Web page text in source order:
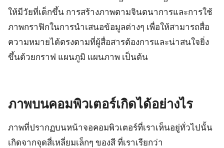
ให้มีวัยที่เด็กขึ้น การสร้างภาพตามจินตนาการและการใช้
ภาพกราฟิกในการนำเสนอข้อมูลต่างๆ เพื่อให้สามารถสื่อ
ความหมายได้ตรงตามที่ผู้สื่อสารต้องการและน่าสนใจยิ่ง
ขึ้นด้วยกราฟ แผนภูมิ แผนภาพ เป็นต้น
ภาพบนคอมพิวเตอร์เกิดได้อย่างไร
ภาพที่ปรากฏบนหน้าจอคอมพิวเตอร์ที่เราเห็นอยู่ทั่วไปนั้น
เกิดจากจุดสี่เหลี่ยมเล็กๆ ของสี ที่เราเรียกว่า